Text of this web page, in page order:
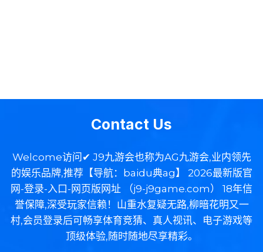
Contact Us
Welcome访问✔ J9九游会也称为AG九游会,业内领先
的娱乐品牌,推荐【导航：baidu典ag】 2026最新版官
网-登录-入口-网页版网址 （j9-j9game.com） 18年信
誉保障,深受玩家信赖！山重水复疑无路,柳暗花明又一
村,会员登录后可畅享体育竞猜、真人视讯、电子游戏等
顶级体验,随时随地尽享精彩。